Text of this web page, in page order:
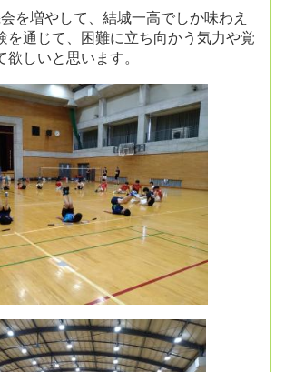
を増やして、結城一高でしか味わえ
を通じて、困難に立ち向かう気力や覚
しいと思います。